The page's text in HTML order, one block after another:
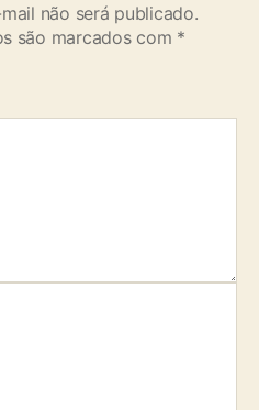
não será publicado.
são marcados com *